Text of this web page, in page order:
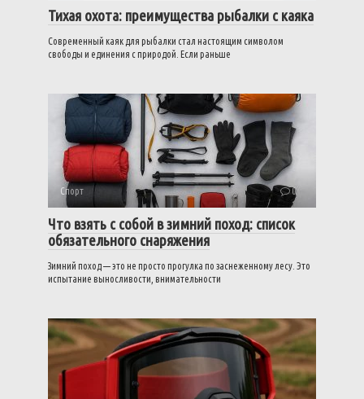
Тихая охота: преимущества рыбалки с каяка
Современный каяк для рыбалки стал настоящим символом
свободы и единения с природой. Если раньше
Спорт 0
Что взять с собой в зимний поход: список
обязательного снаряжения
Зимний поход — это не просто прогулка по заснеженному лесу. Это
испытание выносливости, внимательности